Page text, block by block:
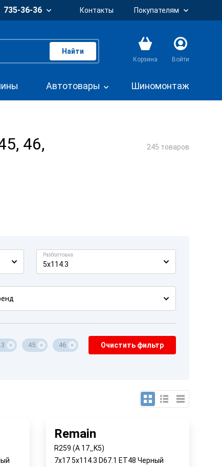
735-36-36 Контакты Покупателям
Найти
Корзина Войти
Автотовары Шиномонтаж
46,
245 товаров
Разболтовка
5x114.3
45 46 Очистить фильтр
Remain
R259 (A 17_K5)
7x17 5x114.3 D67.1 ET48 Черный